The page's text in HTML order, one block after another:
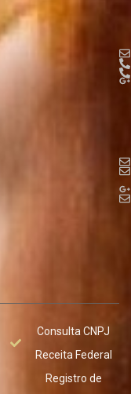
Consulta CNPJ
Receita Federal
Registro de